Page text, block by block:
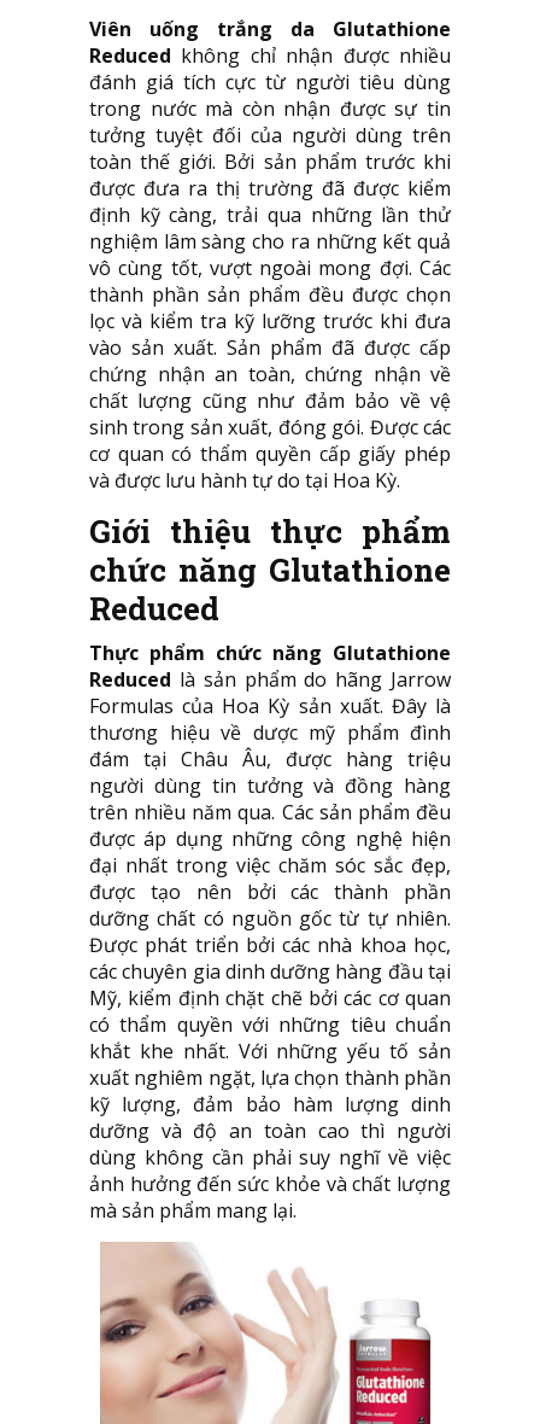
Viên uống trắng da Glutathione
Reduced không chỉ nhận được nhiều
đánh giá tích cực từ người tiêu dùng
trong nước mà còn nhận được sự tin
tưởng tuyệt đối của người dùng trên
toàn thế giới. Bởi sản phẩm trước khi
được đưa ra thị trường đã được kiểm
định kỹ càng, trải qua những lần thử
nghiệm lâm sàng cho ra những kết quả
vô cùng tốt, vượt ngoài mong đợi. Các
thành phần sản phẩm đều được chọn
lọc và kiểm tra kỹ lưỡng trước khi đưa
vào sản xuất. Sản phẩm đã được cấp
chứng nhận an toàn, chứng nhận về
chất lượng cũng như đảm bảo về vệ
sinh trong sản xuất, đóng gói. Được các
cơ quan có thẩm quyền cấp giấy phép
và được lưu hành tự do tại Hoa Kỳ.
Giới thiệu thực phẩm
chức năng Glutathione
Reduced
Thực phẩm chức năng Glutathione
Reduced là sản phẩm do hãng Jarrow
Formulas của Hoa Kỳ sản xuất. Đây là
thương hiệu về dược mỹ phẩm đình
đám tại Châu Âu, được hàng triệu
người dùng tin tưởng và đồng hàng
trên nhiều năm qua. Các sản phẩm đều
được áp dụng những công nghệ hiện
đại nhất trong việc chăm sóc sắc đẹp,
được tạo nên bởi các thành phần
dưỡng chất có nguồn gốc từ tự nhiên.
Được phát triển bởi các nhà khoa học,
các chuyên gia dinh dưỡng hàng đầu tại
Mỹ, kiểm định chặt chẽ bởi các cơ quan
có thẩm quyền với những tiêu chuẩn
khắt khe nhất. Với những yếu tố sản
xuất nghiêm ngặt, lựa chọn thành phần
kỹ lượng, đảm bảo hàm lượng dinh
dưỡng và độ an toàn cao thì người
dùng không cần phải suy nghĩ về việc
ảnh hưởng đến sức khỏe và chất lượng
mà sản phẩm mang lại.